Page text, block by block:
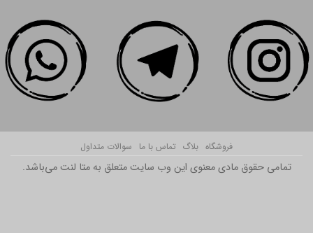
فروشگاه بلاگ تماس با ما سوالات متداول
تمامی حقوق مادی معنوی این وب سایت متعلق به متا لنت می‌باشد.